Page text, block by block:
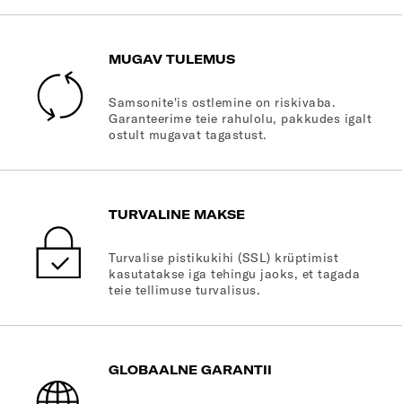
MUGAV TULEMUS
Samsonite'is ostlemine on riskivaba.
Garanteerime teie rahulolu, pakkudes igalt
ostult mugavat tagastust.
TURVALINE MAKSE
Turvalise pistikukihi (SSL) krüptimist
kasutatakse iga tehingu jaoks, et tagada
teie tellimuse turvalisus.
GLOBAALNE GARANTII